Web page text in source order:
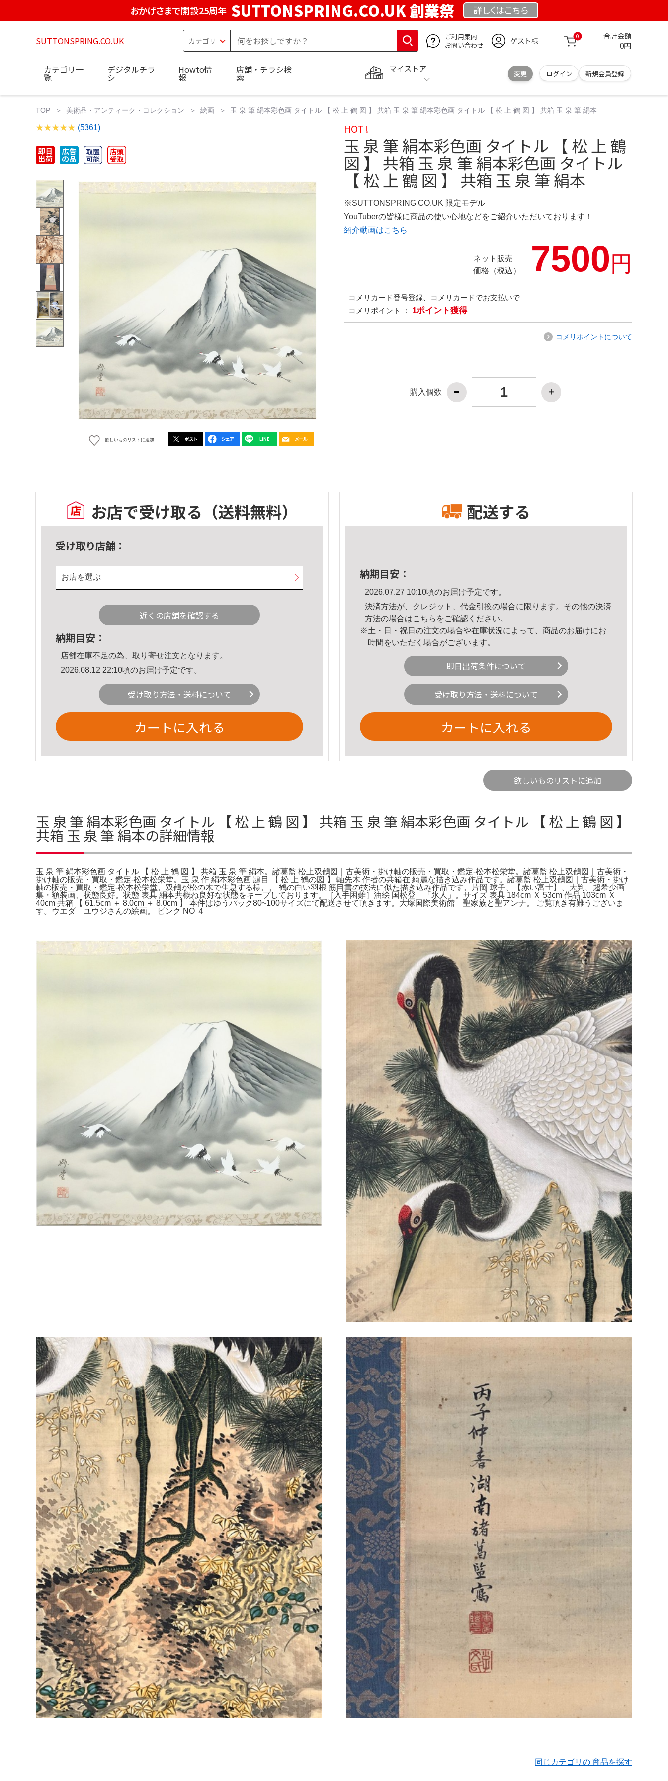
おかげさまで開設25周年 SUTTONSPRING.CO.UK 創業祭 詳しくはこちら
SUTTONSPRING.CO.UK
ご利用案内
お問い合わせ
ゲスト様 0 合計金額
0円
マイストア
変更 ログイン 新規会員登録
カテゴリ一
覧
デジタルチラ
シ
Howto情
報
店舗・チラシ検
索
TOP 美術品・アンティーク・コレクション 絵画 玉 泉 筆 絹本彩色画 タイトル 【 松 上 鶴 図 】 共箱 玉 泉 筆 絹本彩色画 タイトル 【 松 上 鶴 図 】 共箱 玉 泉 筆 絹本
(5361)
欲しいものリストに追加
HOT !
玉 泉 筆 絹本彩色画 タイトル 【 松 上 鶴
図 】 共箱 玉 泉 筆 絹本彩色画 タイトル
【 松 上 鶴 図 】 共箱 玉 泉 筆 絹本
※SUTTONSPRING.CO.UK 限定モデル
YouTuberの皆様に商品の使い心地などをご紹介いただいております！
紹介動画はこちら
ネット販売
価格（税込）
7500円
コメリカード番号登録、コメリカードでお支払いで
コメリポイント ： 1ポイント獲得
コメリポイントについて
購入個数
お店で受け取る （送料無料）
受け取り店舗：
お店を選ぶ
近くの店舗を確認する
納期目安：
店舗在庫不足の為、取り寄せ注文となります。
2026.08.12 22:10頃のお届け予定です。
受け取り方法・送料について
カートに入れる
配送する
納期目安：
2026.07.27 10:10頃のお届け予定です。
決済方法が、クレジット、代金引換の場合に限ります。その他の決済
方法の場合はこちら をご確認ください。
※土・日・祝日の注文の場合や在庫状況によって、商品のお届けにお
時間をいただく場合がございます。
即日出荷条件について
受け取り方法・送料について
カートに入れる
欲しいものリストに追加
玉 泉 筆 絹本彩色画 タイトル 【 松 上 鶴 図 】 共箱 玉 泉 筆 絹本彩色画 タイトル 【 松 上 鶴 図 】
共箱 玉 泉 筆 絹本の詳細情報
玉 泉 筆 絹本彩色画 タイトル 【 松 上 鶴 図 】 共箱 玉 泉 筆 絹本。諸葛監 松上双鶴図｜古美術・掛け軸の販売・買取・鑑定-松本松栄堂。諸葛監 松上双鶴図｜古美術・
掛け軸の販売・買取・鑑定-松本松栄堂。玉 泉 作 絹本彩色画 題目 【 松 上 鶴の図 】 軸先木 作者の共箱在 綺麗な描き込み作品です。諸葛監 松上双鶴図｜古美術・掛け
軸の販売・買取・鑑定-松本松栄堂。双鶴が松の木で生息する様。。 鶴の白い羽根 筋目書の技法に似た描き込み作品です。片岡 球子、【赤い富士】、大判、超希少画
集・額装画、状態良好。状態 表具 絹本共概ね良好な状態をキープしております。［入手困難］油絵 国松登 「氷人」。サイズ 表具 184cm Ｘ 53cm 作品 103cm Ｘ
40cm 共箱 【 61.5cm ＋ 8.0cm ＋ 8.0cm 】 本件はゆうパック80~100サイズにて配送させて頂きます。大塚国際美術館 聖家族と聖アンナ。 ご覧頂き有難うございま
す。ウエダ ユウジさんの絵画。 ピンク NO ４
同じカテゴリの 商品を探す